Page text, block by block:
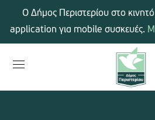
Ο Δήμος Περιστερίου στο
application για mobile συσκευές.